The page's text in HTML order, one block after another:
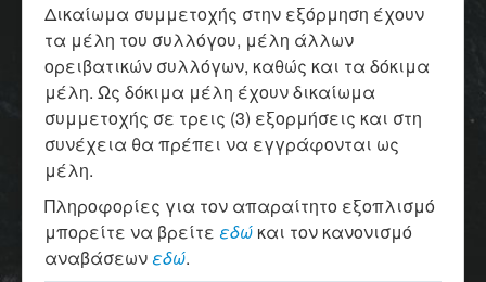
Δικαίωμα συμμετοχής στην εξόρμηση έχουν
τα μέλη του συλλόγου, μέλη άλλων
ορειβατικών συλλόγων, καθώς και τα δόκιμα
μέλη. Ως δόκιμα μέλη έχουν δικαίωμα
συμμετοχής σε τρεις (3) εξορμήσεις και στη
συνέχεια θα πρέπει να εγγράφονται ως
μέλη.
Πληροφορίες για τον απαραίτητο εξοπλισμό
μπορείτε να βρείτε εδώ και τον κανονισμό
αναβάσεων εδώ.